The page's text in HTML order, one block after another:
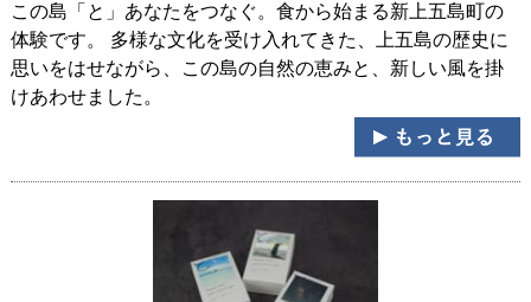
この島「と」あなたをつなぐ。食から始まる新上五島町の
体験です。 多様な文化を受け入れてきた、上五島の歴史に
思いをはせながら、この島の自然の恵みと、新しい風を掛
けあわせました。